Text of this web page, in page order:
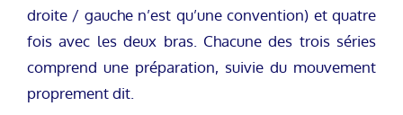
droite / gauche n’est qu’une convention) et quatre
fois avec les deux bras. Chacune des trois séries
comprend une préparation, suivie du mouvement
proprement dit.